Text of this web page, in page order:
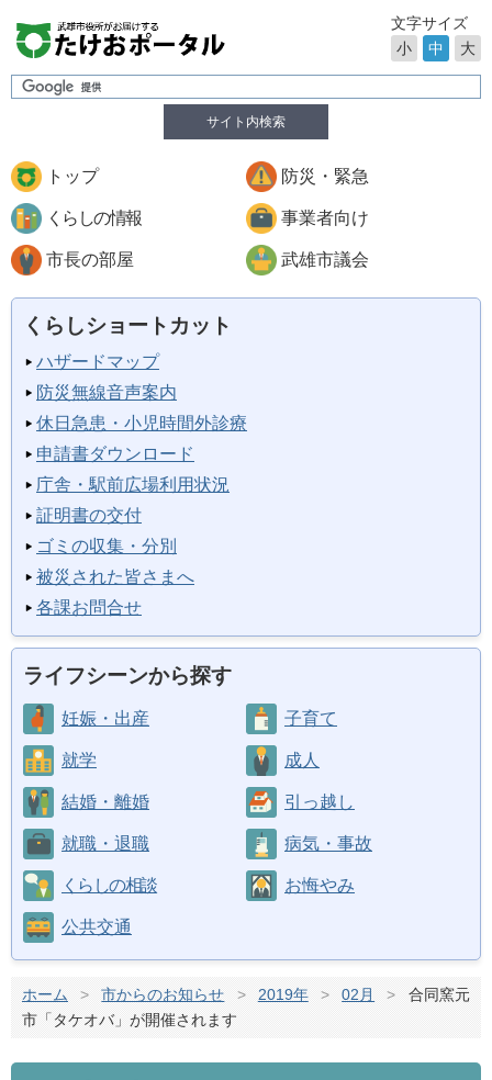
サイト内検索
文字サイズ
小
中 大
トップ 防災・緊急
くらしの情報 事業者向け
市長の部屋 武雄市議会
くらしショートカット
ハザードマップ
防災無線音声案内
休日急患・小児時間外診療
申請書ダウンロード
庁舎・駅前広場利用状況
証明書の交付
ゴミの収集・分別
被災された皆さまへ
各課お問合せ
ライフシーンから探す
妊娠・出産 子育て
就学 成人
結婚・離婚 引っ越し
就職・退職 病気・事故
くらしの相談 お悔やみ
公共交通
ホーム > 市からのお知らせ > 2019年 > 02月 >
合同窯元
市「タケオバ」が開催されます